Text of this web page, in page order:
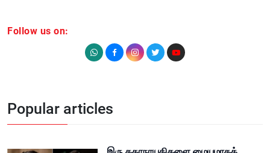
Follow us on:
Popular articles